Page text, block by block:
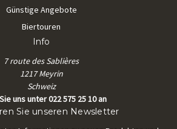
Günstige Angebote
Biertouren
Info
7 route des Sablières
1217 Meyrin
Schweiz
uns unter 022 575 25 10 an
Sie unseren Newsletter